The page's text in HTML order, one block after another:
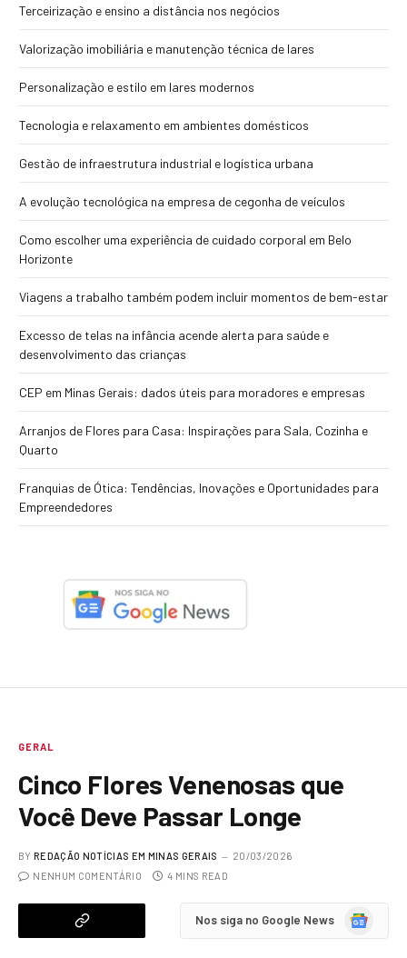
Terceirização e ensino a distância nos negócios
Valorização imobiliária e manutenção técnica de lares
Personalização e estilo em lares modernos
Tecnologia e relaxamento em ambientes domésticos
Gestão de infraestrutura industrial e logística urbana
A evolução tecnológica na empresa de cegonha de veículos
Como escolher uma experiência de cuidado corporal em Belo
Horizonte
Viagens a trabalho também podem incluir momentos de bem-estar
Excesso de telas na infância acende alerta para saúde e
desenvolvimento das crianças
CEP em Minas Gerais: dados úteis para moradores e empresas
Arranjos de Flores para Casa: Inspirações para Sala, Cozinha e
Quarto
Franquias de Ótica: Tendências, Inovações e Oportunidades para
Empreendedores
GERAL
Cinco Flores Venenosas que
Você Deve Passar Longe
BY REDAÇÃO NOTÍCIAS EM MINAS GERAIS
20/03/2026
NENHUM COMENTÁRIO
4 MINS READ
Nos siga no Google News
Google